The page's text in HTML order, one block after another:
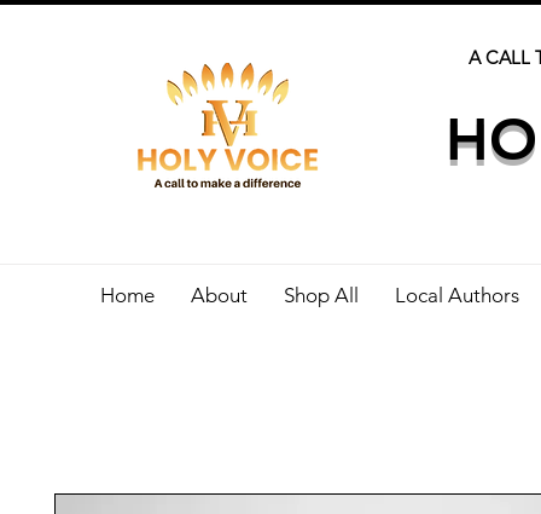
A CALL
Home About Shop All Local Authors